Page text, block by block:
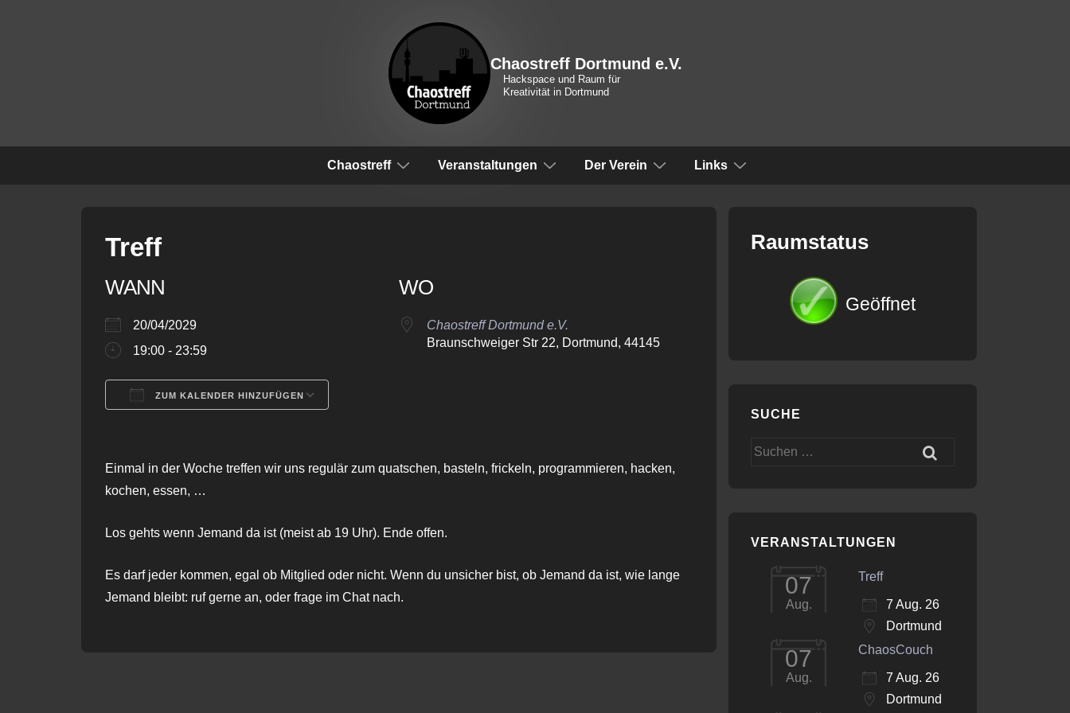
Chaostreff Dortmund e.V.
Hackspace und Raum für
Kreativität in Dortmund
Hauptnavigation
Chaostreff Veranstaltungen Der Verein Links
Treff
WANN
20/04/2029
19:00 - 23:59
ZUM KALENDER HINZUFÜGEN
WO
Chaostreff Dortmund e.V.
Braunschweiger Str 22, Dortmund, 44145
Einmal in der Woche treffen wir uns regulär zum quatschen, basteln, frickeln, programmieren, hacken,
kochen, essen, …
Los gehts wenn Jemand da ist (meist ab 19 Uhr). Ende offen.
Es darf jeder kommen, egal ob Mitglied oder nicht. Wenn du unsicher bist, ob Jemand da ist, wie lange
Jemand bleibt: ruf gerne an, oder frage im Chat nach.
Raumstatus
Geöffnet
SUCHE
Suchen
VERANSTALTUNGEN
07
Aug.
Treff
7 Aug. 26
Dortmund
07
Aug.
ChaosCouch
7 Aug. 26
Dortmund